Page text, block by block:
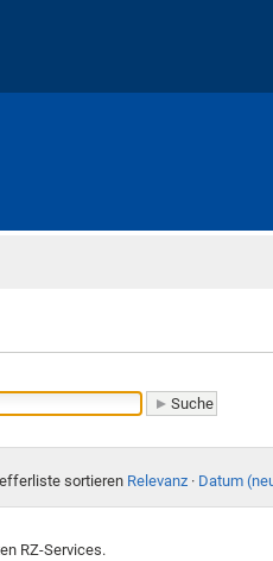
sortieren Relevanz · Datum
RZ-Services.